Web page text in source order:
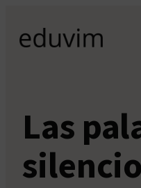
contenido
Las
silencio